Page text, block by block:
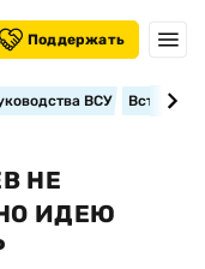
Поддержать
ВСУ
НЕ
ИДЕЮ